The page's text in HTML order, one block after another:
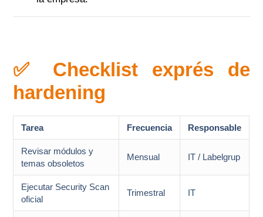
✅ Checklist exprés de
hardening
Tarea Frecuencia Responsable
Revisar módulos y
temas obsoletos
Mensual IT / Labelgrup
Ejecutar Security Scan
oficial
Trimestral IT